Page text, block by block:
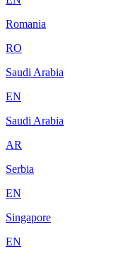
Romania
RO
Saudi Arabia
EN
Saudi Arabia
AR
Serbia
EN
Singapore
EN